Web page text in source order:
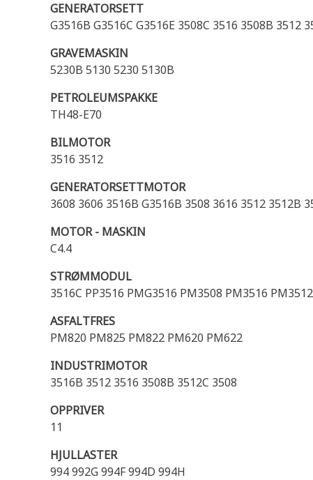
GENERATORSETT
G3516B G3516C G3516E 3508C 3516 3508B 3512
GRAVEMASKIN
5230B 5130 5230 5130B
PETROLEUMSPAKKE
TH48-E70
BILMOTOR
3516 3512
GENERATORSETTMOTOR
3608 3606 3516B G3516B 3508 3616 3512 3512B
MOTOR - MASKIN
C4.4
STRØMMODUL
3516C PP3516 PMG3516 PM3508 PM3516 PM3512
ASFALTFRES
PM820 PM825 PM822 PM620 PM622
INDUSTRIMOTOR
3516B 3512 3516 3508B 3512C 3508
OPPRIVER
11
HJULLASTER
994 992G 994F 994D 994H